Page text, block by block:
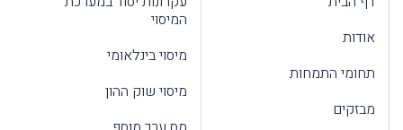
אודות
תחומי התמחות
מבזקים
המיסוי
מיסוי בינלאומי
מיסוי שוק ההון